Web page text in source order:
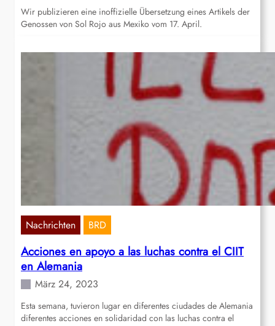
Wir publizieren eine inoffizielle Übersetzung eines Artikels der
Genossen von Sol Rojo aus Mexiko vom 17. April.
Nachrichten BRD
Acciones en apoyo a las luchas contra el CIIT
en Alemania
März 24, 2023
Esta semana, tuvieron lugar en diferentes ciudades de Alemania
diferentes acciones en solidaridad con las luchas contra el